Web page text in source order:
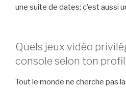
une suite de dates; c’est aussi
Quels jeux vidéo
console selon ton
Tout le monde ne cherche pas